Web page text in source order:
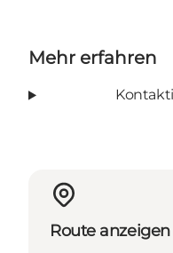
Mehr erfahren
Route anzeigen